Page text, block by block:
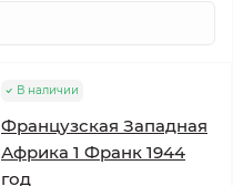
В наличии
Французская Западная
Африка 1 Франк 1944
год